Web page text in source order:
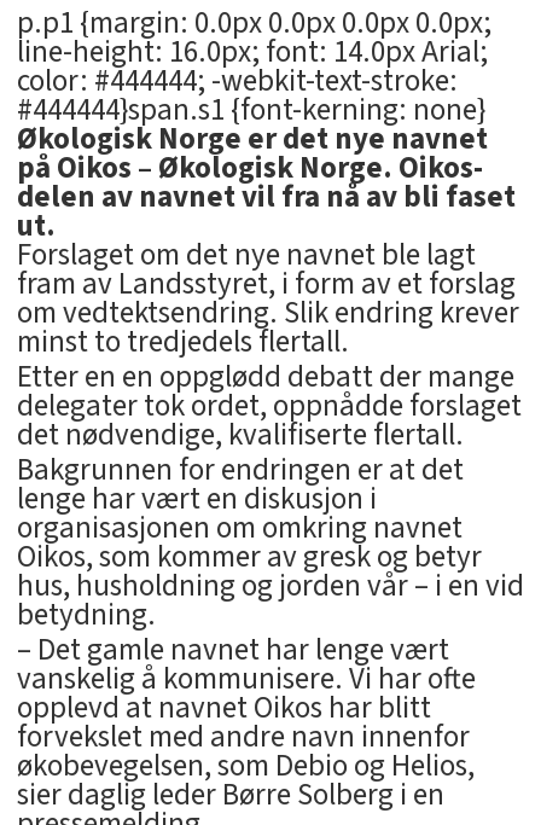
p.p1 {margin: 0.0px 0.0px 0.0px 0.0px;
line-height: 16.0px; font: 14.0px Arial;
color: #444444; -webkit-text-stroke:
#444444}span.s1 {font-kerning: none}
Økologisk Norge er det nye navnet
på Oikos – Økologisk Norge. Oikos-
delen av navnet vil fra nå av bli faset
ut.
Forslaget om det nye navnet ble lagt
fram av Landsstyret, i form av et forslag
om vedtektsendring. Slik endring krever
minst to tredjedels flertall.
Etter en en oppglødd debatt der mange
delegater tok ordet, oppnådde forslaget
det nødvendige, kvalifiserte flertall.
Bakgrunnen for endringen er at det
lenge har vært en diskusjon i
organisasjonen om omkring navnet
Oikos, som kommer av gresk og betyr
hus, husholdning og jorden vår – i en vid
betydning.
– Det gamle navnet har lenge vært
vanskelig å kommunisere. Vi har ofte
opplevd at navnet Oikos har blitt
forvekslet med andre navn innenfor
økobevegelsen, som Debio og Helios,
sier daglig leder Børre Solberg i en